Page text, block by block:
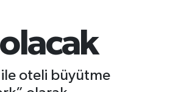
ile oteli büyütme